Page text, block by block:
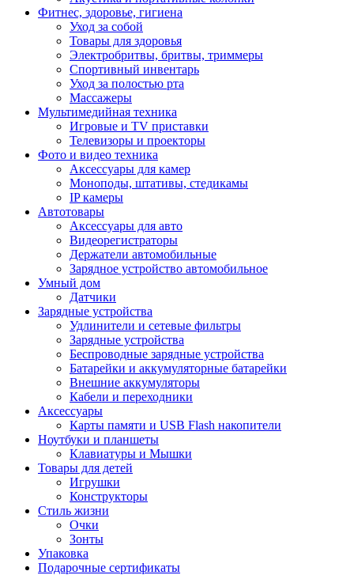
Фитнес, здоровье, гигиена
Уход за собой
Товары для здоровья
Электробритвы, бритвы, триммеры
Спортивный инвентарь
Уход за полостью рта
Массажеры
Мультимедийная техника
Игровые и TV приставки
Телевизоры и проекторы
Фото и видео техника
Аксессуары для камер
Моноподы, штативы, стедикамы
IP камеры
Автотовары
Аксессуары для авто
Видеорегистраторы
Держатели автомобильные
Зарядное устройство автомобильное
Умный дом
Датчики
Зарядные устройства
Удлинители и сетевые фильтры
Зарядные устройства
Беспроводные зарядные устройства
Батарейки и аккумуляторные батарейки
Внешние аккумуляторы
Кабели и переходники
Аксессуары
Карты памяти и USB Flash накопители
Ноутбуки и планшеты
Клавиатуры и Мышки
Товары для детей
Игрушки
Конструкторы
Стиль жизни
Очки
Зонты
Упаковка
Подарочные сертификаты